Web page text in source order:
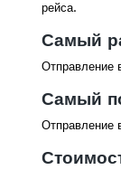
рейса.
Самый
Отправление
Самый
Отправление